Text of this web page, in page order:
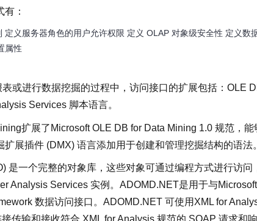
：
定义服务器角色的用户允许权限 定义 OLAP 对象级安全性 定义
属性
或进行数据挖掘的过程中，访问接口的扩展包括：OLE
Services 脚本语言。
扩展了Microsoft OLE DB for Data Mining 1.0 规范，
扩展插件 (DMX) 语言添加用于创建和管理挖掘结构的语法。
是一个完整的对象库，这些对象可通过编程方式进行访
Analysis Services 实例。ADOMD.NET是用于与
数据访问接口。ADOMD.NET 可使用XML for
传输和接收符合 XML for Analysis 规范的 SOAP 请求和响